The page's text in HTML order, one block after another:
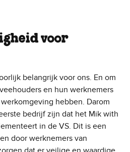
voor
belangrijk voor ons. En om
en hun werknemers
hebben. Darom
bedrijf zijn dat het Mik with
in de VS. Dit is een
door werknemers van